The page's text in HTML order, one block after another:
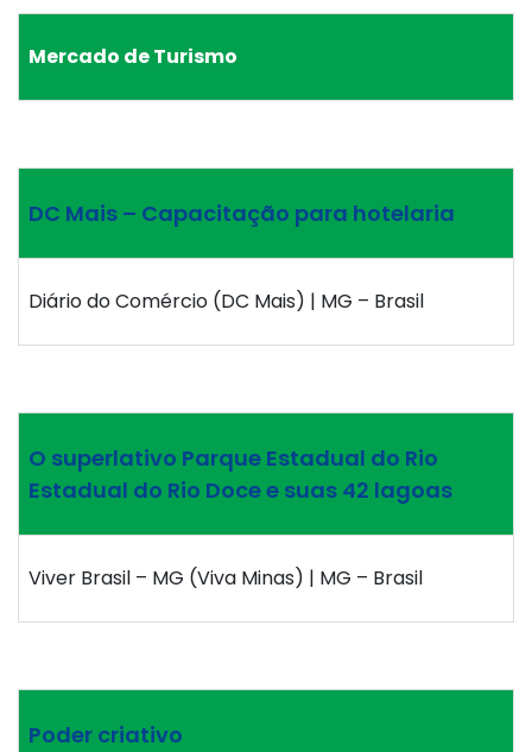
Mercado de Turismo
DC Mais – Capacitação para hotelaria
Diário do Comércio (DC Mais) | MG – Brasil
O superlativo Parque Estadual do Rio
Estadual do Rio Doce e suas 42 lagoas
Viver Brasil – MG (Viva Minas) | MG – Brasil
Poder criativo